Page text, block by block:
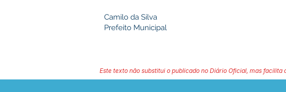
Camilo da Silva
Prefeito Municipal
Este texto não substitui o publicado no Diário Oficial, mas